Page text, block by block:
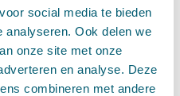
social media te bieden
analyseren. Ook delen we
onze site met onze
en analyse. Deze
combineren met andere
(94)